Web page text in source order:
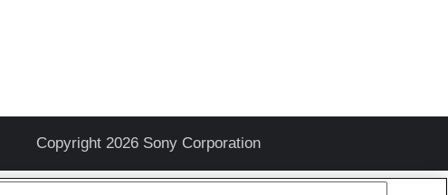
Copyright 2026 Sony Corporation